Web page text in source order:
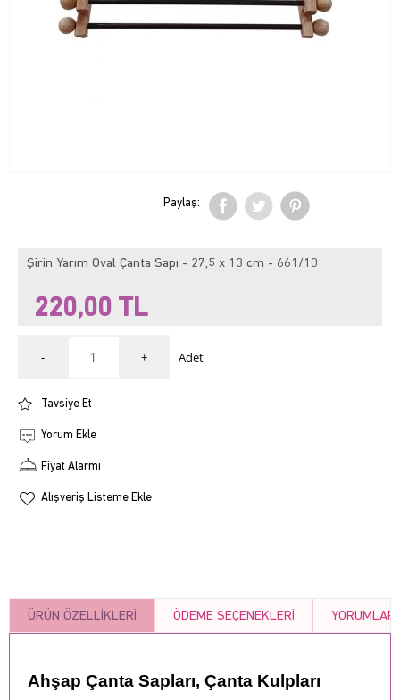
Paylaş:
Şirin Yarım Oval Çanta Sapı - 27,5 x 13 cm - 661/10
220,00 TL
- + Adet
Tavsiye Et
Yorum Ekle
Fiyat Alarmı
Alışveriş Listeme Ekle
ÜRÜN ÖZELLIKLERI ÖDEME SEÇENEKLERI YORUMLAR
Ahşap Çanta Sapları, Çanta Kulpları